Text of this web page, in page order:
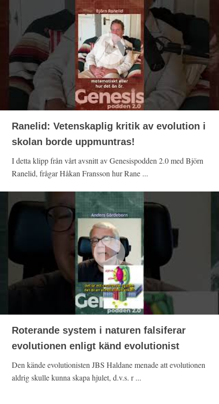
Ranelid: Vetenskaplig kritik av evolution i
skolan borde uppmuntras!
I detta klipp från vårt avsnitt av Genesispodden 2.0 med Björn
Ranelid, frågar Håkan Fransson hur Rane ...
Roterande system i naturen falsiferar
evolutionen enligt känd evolutionist
Den kände evolutionisten JBS Haldane menade att evolutionen
aldrig skulle kunna skapa hjulet, d.v.s. r ...